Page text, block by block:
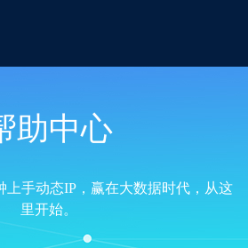
助中心
上手动态IP，赢在大数据时代，从这
里开始。